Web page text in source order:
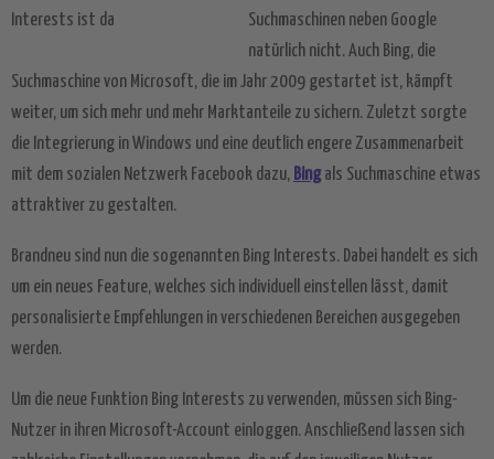
Suchmaschinen neben Google
natürlich nicht. Auch Bing, die
Suchmaschine von Microsoft, die im Jahr 2009 gestartet ist, kämpft
weiter, um sich mehr und mehr Marktanteile zu sichern. Zuletzt sorgte
die Integrierung in Windows und eine deutlich engere Zusammenarbeit
mit dem sozialen Netzwerk Facebook dazu, Bingals Suchmaschine etwas
attraktiver zu gestalten.
Brandneu sind nun die sogenannten Bing Interests. Dabei handelt es sich
um ein neues Feature, welches sich individuell einstellen lässt, damit
personalisierte Empfehlungen in verschiedenen Bereichen ausgegeben
werden.
Um die neue Funktion Bing Interests zu verwenden, müssen sich Bing-
Nutzer in ihren Microsoft-Account einloggen. Anschließend lassen sich